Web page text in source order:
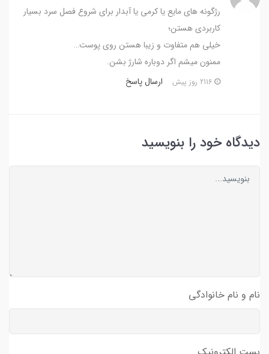
رژگونه هاى مايع يا كرمى يا آبدار براى شروع فصل سرد بسيار
كاربردى هستن؛
خيلى هم متفاوت و زيبا هستن روى پوست…
ممنون ميشم اگر دوباره شارژ بشن.
ارسال پاسخ
دیدگاه خود را بنویسید
نام و نام خانوادگی